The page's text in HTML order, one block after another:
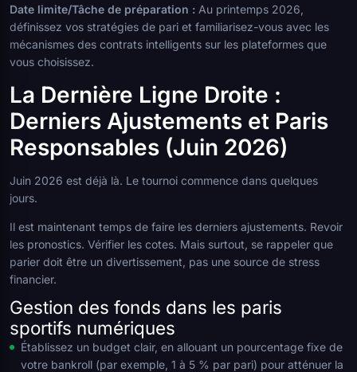
Date limite/Tâche de préparation : Au printemps 2026,
définissez vos stratégies de pari et familiarisez-vous avec les
mécanismes des contrats intelligents sur les plateformes que
vous choisissez.
La Dernière Ligne Droite :
Derniers Ajustements et Paris
Responsables (Juin 2026)
Juin 2026 est déjà là. Le tournoi commence dans quelques
jours.
Il est maintenant temps de faire les derniers ajustements. Revoir
les pronostics. Vérifier les cotes. Mais surtout, se rappeler que
parier doit être un divertissement, pas une source de stress
financier.
Gestion des fonds dans les paris
sportifs numériques
Établissez un budget clair, en allouant un pourcentage fixe de
votre bankroll (par exemple, 1 à 5 % par pari) pour atténuer la